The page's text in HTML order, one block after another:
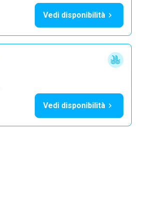
Vedi disponibilità
Vedi disponibilità